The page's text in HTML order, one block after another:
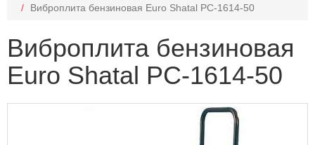
Виброплита бензиновая Euro Shatal PC-1614-50
Виброплита бензиновая
Euro Shatal PC-1614-50